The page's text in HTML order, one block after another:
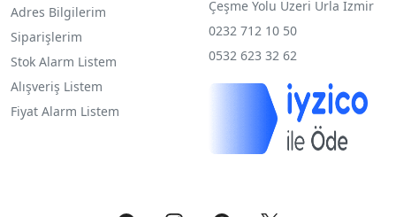
Adres Bilgilerim
Siparişlerim
Stok Alarm Listem
Alışveriş Listem
Fiyat Alarm Listem
Çeşme Yolu Üzeri Urla İzmir
0232 712 10 50
0532 623 32 62